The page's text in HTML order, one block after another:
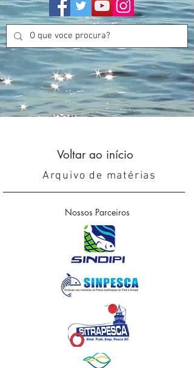
Voltar ao início
Arquivo de matérias
Nossos Parceiros